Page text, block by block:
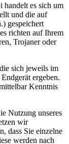
handelt es sich um
und die auf
gespeichert
richten auf Ihrem
Trojaner oder
sich jeweils im
ergeben.
Kenntnis
Nutzung unseres
wir
dass Sie einzelne
werden nach